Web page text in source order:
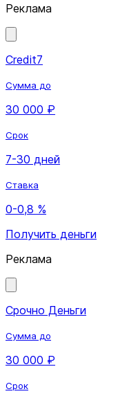
Реклама
Credit7
Сумма до
30 000 ₽
Срок
7-30 дней
Ставка
0-0,8 %
Получить деньги
Реклама
Срочно Деньги
Сумма до
30 000 ₽
Срок